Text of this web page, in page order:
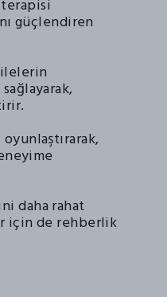
güçlendiren
daha rahat
için de rehberlik